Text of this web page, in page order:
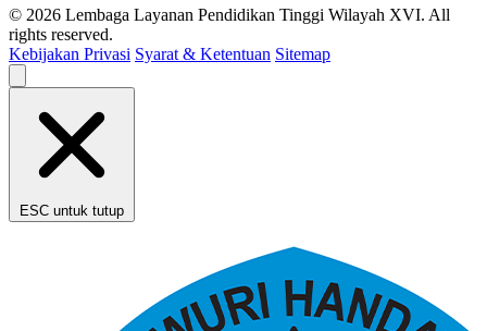
© 2026 Lembaga Layanan Pendidikan Tinggi Wilayah XVI. All
rights reserved.
Kebijakan Privasi Syarat & Ketentuan Sitemap
ESC untuk tutup